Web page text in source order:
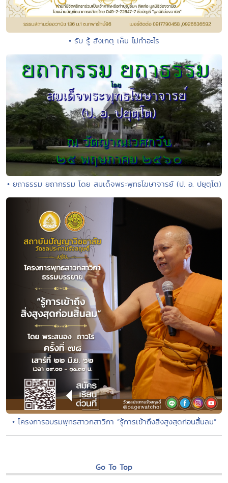
• รับ รู้ สังเกตุ เห็น ไม่ทำอะไร
• ยถาธรรม ยถากรรม โดย สมเด็จพระพุทธโฆษาจารย์ (ป. อ. ปยุตฺโต)
• โครงการอบรมพุทธสาวกสาวิกา “รู้การเข้าถึงสิ่งสูงสุดก่อนสิ้นลม”
Go To Top